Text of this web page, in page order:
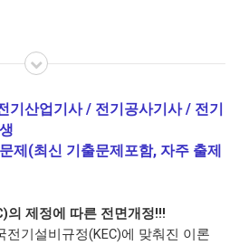
기산업기사 / 전기공사기사 / 전기
제(최신 기출문제포함, 자주 출제
의 제정에 따른 전면개정!!!
기설비규정(KEC)에 맞춰진 이론